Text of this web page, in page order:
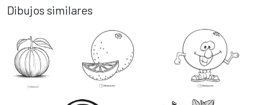
Dibujos similares